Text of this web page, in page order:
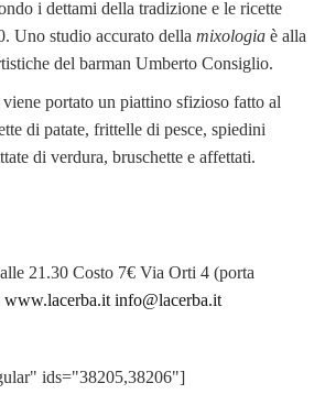
i dettami della tradizione e le ricette
Uno studio accurato della mixologia è alla
del barman Umberto Consiglio.
portato un piattino sfizioso fatto al
di patate, frittelle di pesce, spiedini
di verdura, bruschette e affettati.
21.30 Costo 7€ Via Orti 4 (porta
www.lacerba.it info@lacerba.it
ids="38205,38206"]